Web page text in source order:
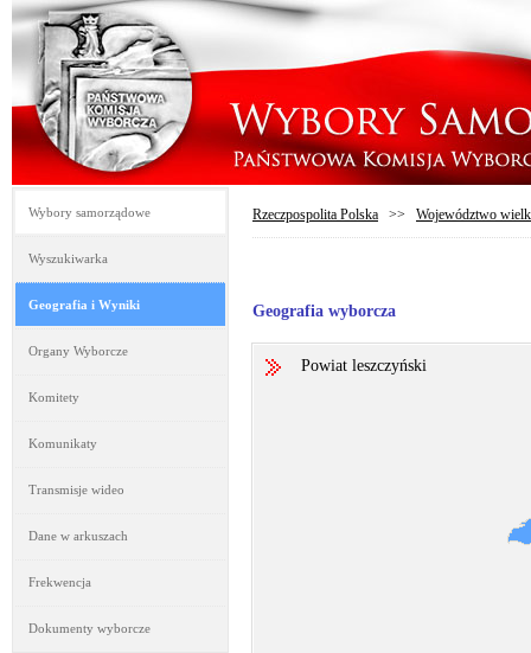
Wybory samorządowe
Wyszukiwarka
Geografia i Wyniki
Organy Wyborcze
Komitety
Komunikaty
Transmisje wideo
Dane w arkuszach
Frekwencja
Dokumenty wyborcze
Rzeczpospolita Polska >> Województwo
Geografia wyborcza
Powiat leszczyński